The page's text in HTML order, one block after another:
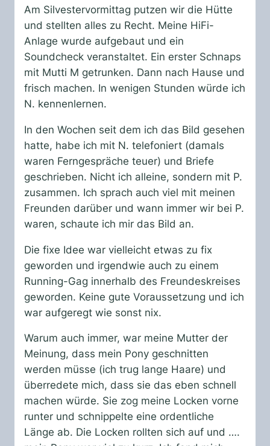
Am Silvestervormittag putzen wir die Hütte
und stellten alles zu Recht. Meine HiFi-
Anlage wurde aufgebaut und ein
Soundcheck veranstaltet. Ein erster Schnaps
mit Mutti M getrunken. Dann nach Hause und
frisch machen. In wenigen Stunden würde ich
N. kennenlernen.
In den Wochen seit dem ich das Bild gesehen
hatte, habe ich mit N. telefoniert (damals
waren Ferngespräche teuer) und Briefe
geschrieben. Nicht ich alleine, sondern mit P.
zusammen. Ich sprach auch viel mit meinen
Freunden darüber und wann immer wir bei P.
waren, schaute ich mir das Bild an.
Die fixe Idee war vielleicht etwas zu fix
geworden und irgendwie auch zu einem
Running-Gag innerhalb des Freundeskreises
geworden. Keine gute Voraussetzung und ich
war aufgeregt wie sonst nix.
Warum auch immer, war meine Mutter der
Meinung, dass mein Pony geschnitten
werden müsse (ich trug lange Haare) und
überredete mich, dass sie das eben schnell
machen würde. Sie zog meine Locken vorne
runter und schnippelte eine ordentliche
Länge ab. Die Locken rollten sich auf und ….